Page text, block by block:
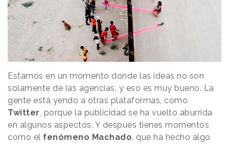
Estamos en un momento donde las ideas no son
solamente de las agencias, y eso es muy bueno. La
gente está yendo a otras plataformas, como
Twitter, porque la publicidad se ha vuelto aburrida
en algunos aspectos. Y después tienes momentos
como el fenómeno Machado, que ha hecho algo